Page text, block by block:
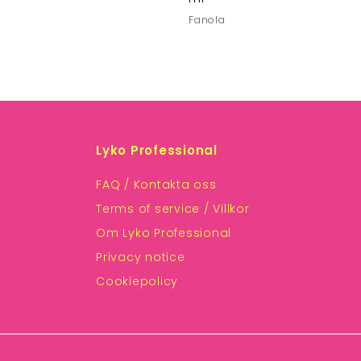
Fanola
Lyko Professional
FAQ / Kontakta oss
Terms of service / Villkor
Om Lyko Professional
Privacy notice
Cookiepolicy